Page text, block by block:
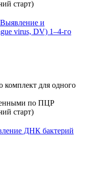
и
virus, DV) 1–4-го
ДНК бактерий